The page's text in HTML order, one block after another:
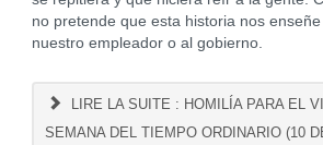
no pretende que esta historia nos
nuestro empleador o al gobierno.
LIRE LA SUITE : HOMILÍA PARA EL
SEMANA DEL TIEMPO ORDINARIO (10